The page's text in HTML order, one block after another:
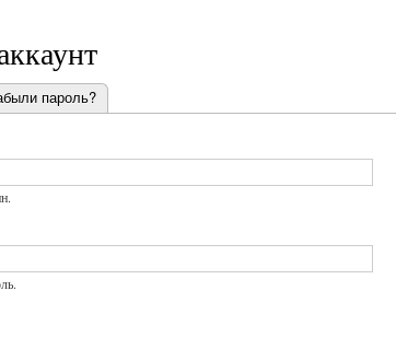
вкладка)
пароль?